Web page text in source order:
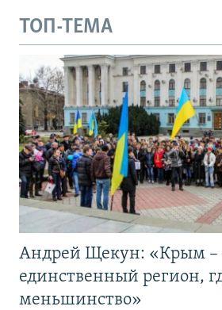
ТОП-ТЕМА
Андрей Щекун: «Крым –
единственный регион,
меньшинство»